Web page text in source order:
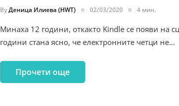
ByДеница Илиева (HWT) 02/03/2020 4 мин.
Минаха 12 години, откакто Kindle се появи на
години стана ясно, че електронните четци не…
Прочети още